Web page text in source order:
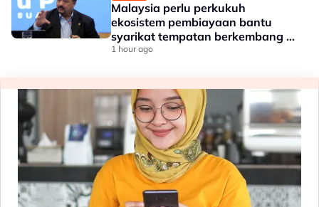
Malaysia perlu perkukuh
ekosistem pembiayaan bantu
syarikat tempatan berkembang --
Amir Hamzah
1 hour ago